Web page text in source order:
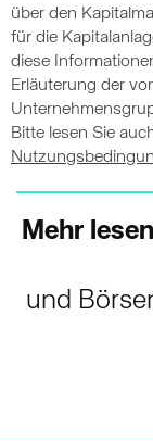
über den
für die
diese
Erläuterung der
Bitte lesen Sie
Mehr
und